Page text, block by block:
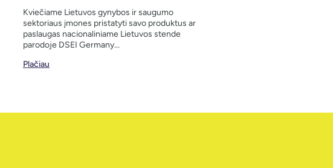
Kviečiame Lietuvos gynybos ir saugumo
sektoriaus įmones pristatyti savo produktus ar
paslaugas nacionaliniame Lietuvos stende
parodoje DSEI Germany...
Plačiau